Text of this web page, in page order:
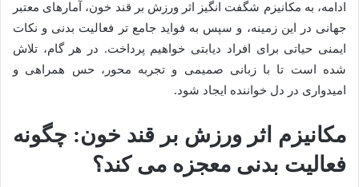
ادامه، به مکانیزم شگفت انگیز اثر ورزش بر قند خون، آمارهای معتبر
جهانی در این زمینه، و سپس به فواید جامع تر فعالیت بدنی و نکات
ایمنی حیاتی برای افراد دیابتی خواهیم پرداخت. در هر گام، تلاش
شده است تا با زبانی صمیمی و تجربه محور، حس همراهی و
امیدواری در دل خواننده ایجاد شود.
مکانیزم اثر ورزش بر قند خون: چگونه
فعالیت بدنی معجزه می کند؟